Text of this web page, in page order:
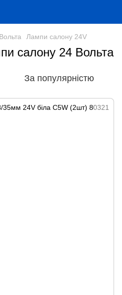
Лампи салону 24V
салону 24 Вольта
За популярністю